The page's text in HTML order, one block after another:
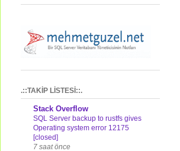
.::TAKİP LİSTESİ::.
Stack Overflow
SQL Server backup to rustfs gives
Operating system error 12175
[closed]
7 saat önce